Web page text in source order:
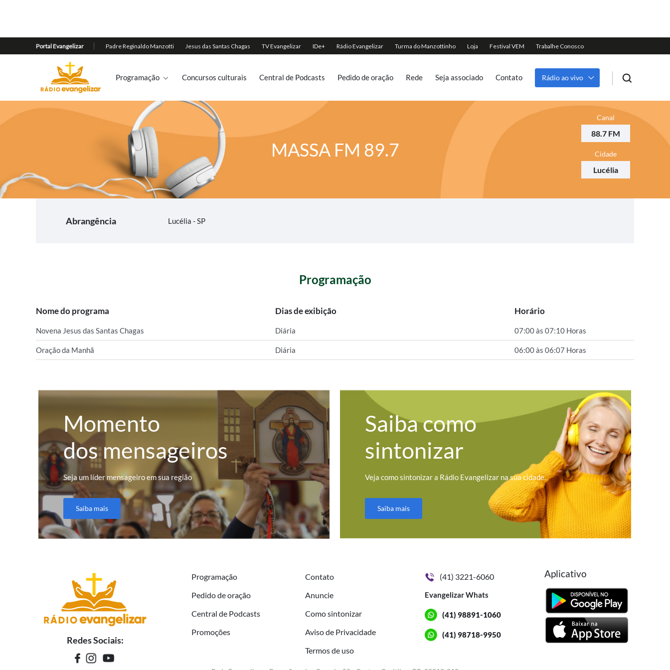
Programação Concursos culturais Central de Podcasts Pedido de oração Rede Seja associado Contato Rádio ao vivo
MASSA FM 89.7
Canal
88.7 FM
Cidade
Lucélia
Abrangência Lucélia - SP
Programação
Nome do programa Dias de exibição Horário
Novena Jesus das Santas Chagas Diária 07:00 às 07:10 Horas
Oração da Manhã Diária 06:00 às 06:07 Horas
Momento
dos mensageiros
Seja um líder mensageiro em sua região
Saiba mais
Saiba como
sintonizar
Veja como sintonizar a Rádio Evangelizar na sua cidade.
Saiba mais
Redes Sociais:
Programação
Pedido de oração
Central de Podcasts
Promoções
Contato
Anuncie
Como sintonizar
Aviso de Privacidade
Termos de uso
(41) 3221-6060
Evangelizar Whats
(41) 98891-1060
(41) 98718-9950
Aplicativo